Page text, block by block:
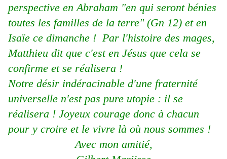
perspective en Abraham "en qui seront bénies
toutes les familles de la terre" (Gn 12) et en
Isaïe ce dimanche ! Par l'histoire des mages,
Matthieu dit que c'est en Jésus que cela se
confirme et se réalisera !
Notre désir indéracinable d'une fraternité
universelle n'est pas pure utopie : il se
réalisera ! Joyeux courage donc à chacun
pour y croire et le vivre là où nous sommes !
Avec mon amitié,